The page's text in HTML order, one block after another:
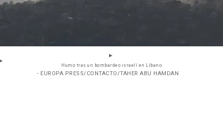
Humo tras un bombardeo israelí en Líbano
- EUROPA PRESS/CONTACTO/TAHER ABU HAMDAN